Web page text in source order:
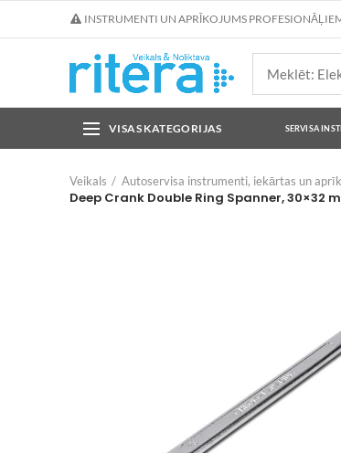
INSTRUMENTI UN APRĪKOJUMS
VISAS KATEGORIJAS SERVISA
Veikals Autoservisa instrumenti, iekārtas un
Deep Crank Double Ring Spanner, 30×32